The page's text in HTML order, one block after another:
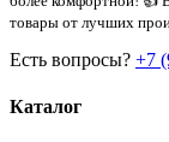
товары от лучших
Есть вопросы? +7
Каталог